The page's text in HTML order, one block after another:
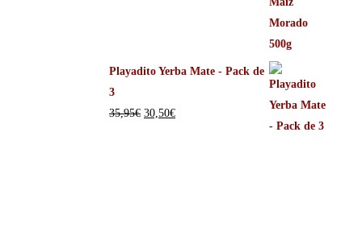
Playadito Yerba Mate - Pack de
3
35,95€ 30,50€